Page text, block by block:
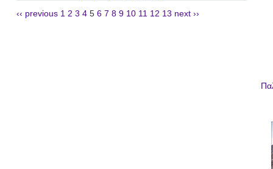
‹‹ previous 1 2 3 4 5 6 7 8 9 10 11 12 13 next ››